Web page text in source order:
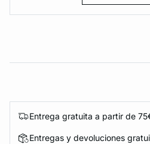
Entrega gratuita a partir de
Entregas y devoluciones